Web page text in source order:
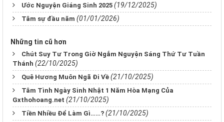
Ước Nguyện Giáng Sinh 2025 (19/12/2025)
Tâm sự đầu năm (01/01/2026)
Những tin cũ hơn
Chút Suy Tư Trong Giờ Ngắm Nguyện Sáng Thứ Tư Tuần
Thánh (22/10/2025)
Quê Hương Muôn Ngã Đi Về (21/10/2025)
Tâm Tình Ngày Sinh Nhật 1 Năm Hòa Mạng Của
Gxthohoang.net (21/10/2025)
Tiền Nhiều Để Làm Gì……? (21/10/2025)